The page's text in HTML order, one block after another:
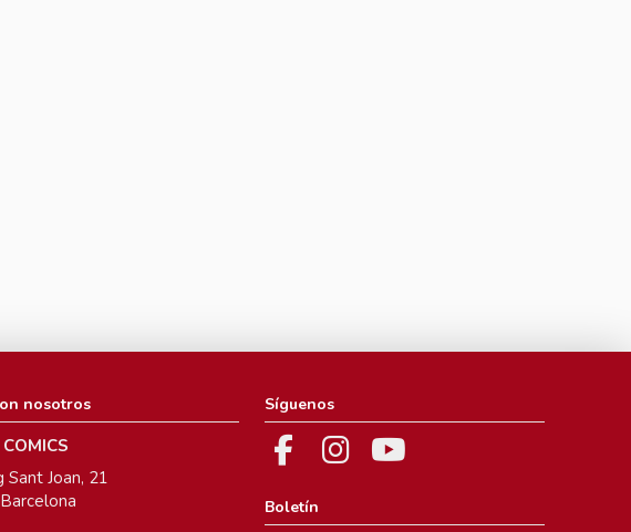
nosotros
Sant Joan, 21
Síguenos
Boletín